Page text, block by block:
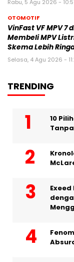
Rabu, 5 Agu 2026 -
OTOMOTIF
VinFast VF MPV 7
Membeli MPV
Skema Lebih
Selasa, 4 Agu 2026 -
TRENDING
10
Tanpa
Exeed